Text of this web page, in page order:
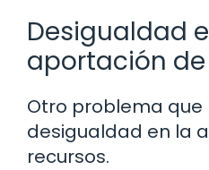
Desigualdad
aportación
Otro problema que
desigualdad en la
recursos.